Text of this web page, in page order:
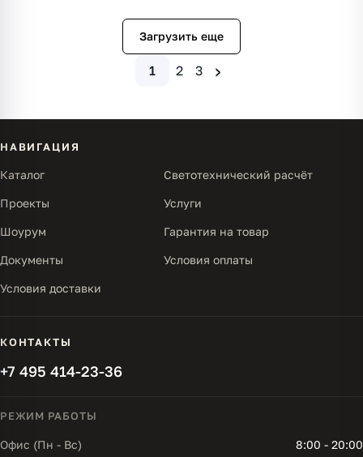
Загрузить еще
1 2 3 ›
НАВИГАЦИЯ
Каталог Светотехнический расчёт
Проекты Услуги
Шоурум Гарантия на товар
Документы Условия оплаты
Условия доставки
КОНТАКТЫ
+7 495 414-23-36
РЕЖИМ РАБОТЫ
Офис (Пн - Вс) 8:00 - 20:00